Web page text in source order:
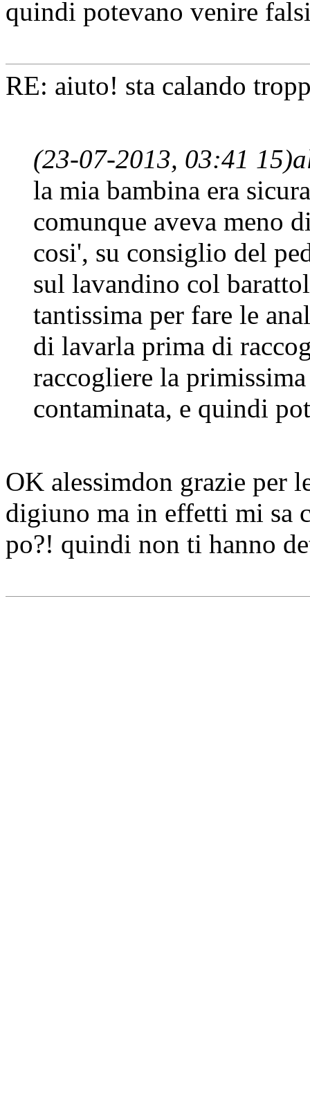
quindi potevano venire
RE: aiuto! sta calando
(23-07-2013, 03:41 15)
la mia bambina era
comunque aveva meno
cosi', su consiglio del
sul lavandino col
tantissima per fare le
di lavarla prima di
raccogliere la
contaminata, e quindi
OK alessimdon grazie per
digiuno ma in effetti mi sa
po?! quindi non ti hanno